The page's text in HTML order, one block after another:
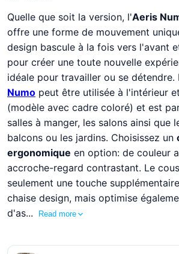
Quelle que soit la version, l'Aeris
offre une forme de mouvement
design bascule à la fois vers l'avant
pour créer une toute nouvelle
idéale pour travailler ou se détendre.
Numo peut être utilisée à l'intérieur
(modèle avec cadre coloré) et est
salles à manger, les salons ainsi que
balcons ou les jardins. Choisissez un
ergonomique en option: de couleur
accroche-regard contrastant. Le
seulement une touche
chaise design, mais optimise
d'as...
Read more